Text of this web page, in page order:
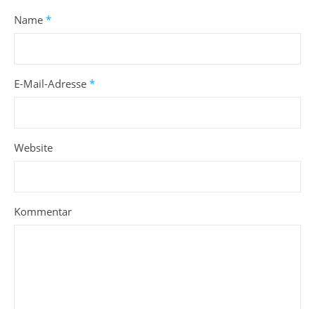
Name *
E-Mail-Adresse *
Website
Kommentar